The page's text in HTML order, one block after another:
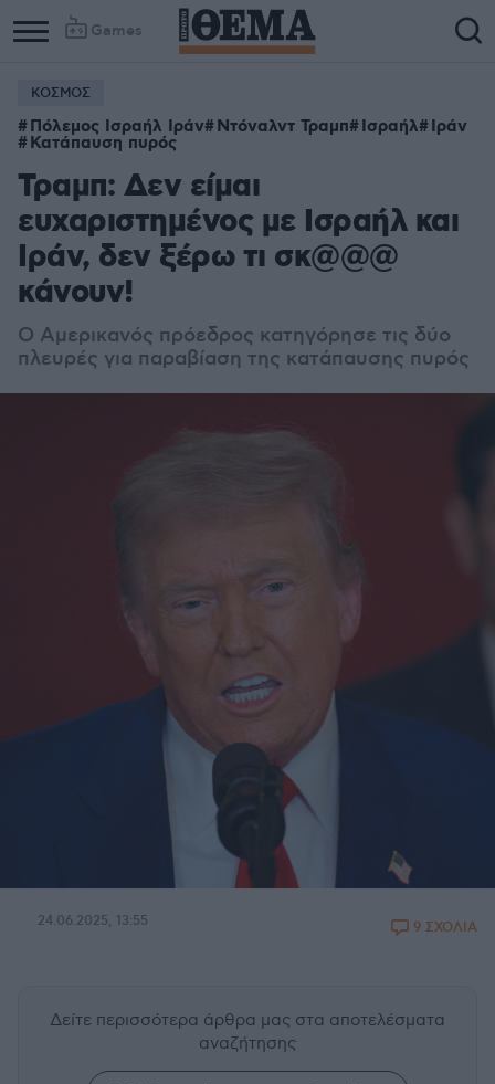
Games
ΚΟΣΜΟΣ
Πόλεμος Ισραήλ Ιράν Ντόναλντ Τραμπ Ισραήλ Ιράν
Κατάπαυση πυρός
Τραμπ: Δεν είμαι
ευχαριστημένος με Ισραήλ και
Ιράν, δεν ξέρω τι σκ@@@
κάνουν!
Ο Αμερικανός πρόεδρος κατηγόρησε τις δύο
πλευρές για παραβίαση της κατάπαυσης πυρός
24.06.2025, 13:55 9 ΣΧΟΛΙΑ
Δείτε περισσότερα άρθρα μας στα αποτελέσματα
αναζήτησης